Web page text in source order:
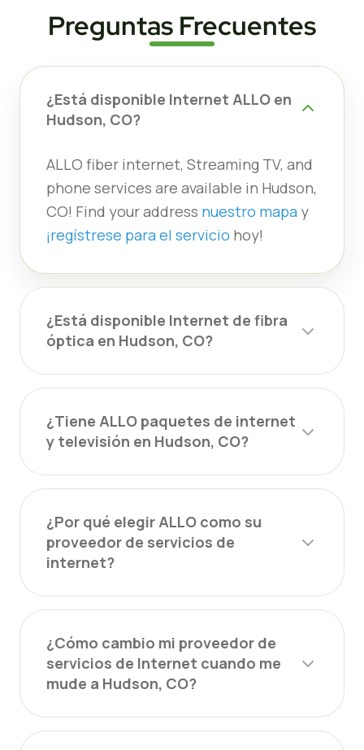
Preguntas Frecuentes
¿Está disponible Internet ALLO en
Hudson, CO?
ALLO fiber internet, Streaming TV, and
phone services are available in Hudson,
CO! Find your address nuestro mapa y
¡regístrese para el servicio hoy!
¿Está disponible Internet de fibra
óptica en Hudson, CO?
¿Tiene ALLO paquetes de internet
y televisión en Hudson, CO?
¿Por qué elegir ALLO como su
proveedor de servicios de
internet?
¿Cómo cambio mi proveedor de
servicios de Internet cuando me
mude a Hudson, CO?